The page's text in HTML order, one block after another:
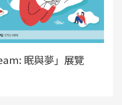
眠與夢」展覽